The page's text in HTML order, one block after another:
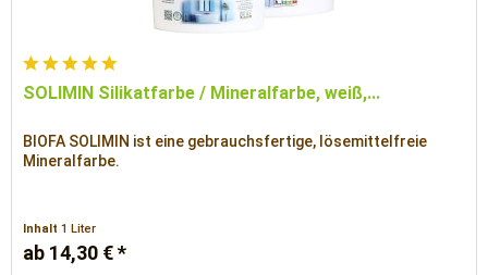
SOLIMIN Silikatfarbe / Mineralfarbe, weiß,...
BIOFA SOLIMIN ist eine gebrauchsfertige, lösemittelfreie
Mineralfarbe.
Inhalt1 Liter
ab 14,30 € *